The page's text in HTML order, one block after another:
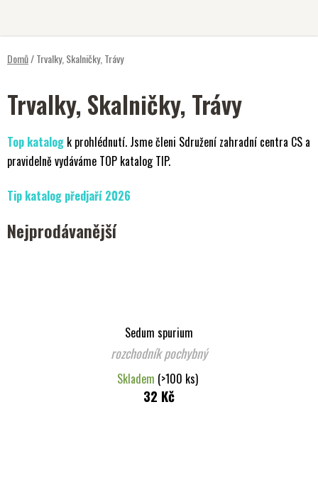
Domů/Trvalky, Skalničky, Trávy
P
o
s
t
r
a
n
í
Trvalky, Skalničky, Trávy
Top katalog k prohlédnutí. Jsme členi Sdružení zahradní centra CS a
pravidelně vydáváme TOP katalog TIP.
Tip katalog předjaří 2026
Nejprodávanější
Sedum spurium
rozchodník pochybný
Skladem (>100 ks)
32 Kč